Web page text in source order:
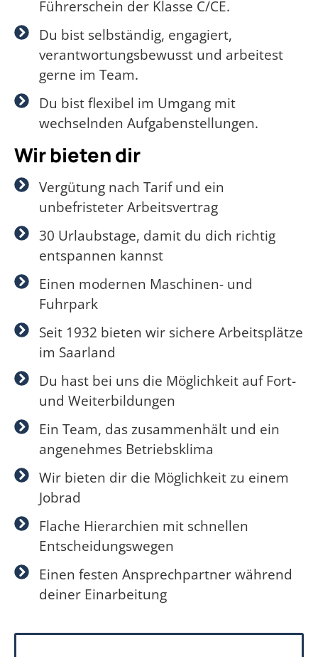
Führerschein der Klasse C/CE.
Du bist selbständig, engagiert,
verantwortungsbewusst und arbeitest
gerne im Team.
Du bist flexibel im Umgang mit
wechselnden Aufgabenstellungen.
Wir bieten dir
Vergütung nach Tarif und ein
unbefristeter Arbeitsvertrag
30 Urlaubstage, damit du dich richtig
entspannen kannst
Einen modernen Maschinen- und
Fuhrpark
Seit 1932 bieten wir sichere Arbeitsplätze
im Saarland
Du hast bei uns die Möglichkeit auf Fort-
und Weiterbildungen
Ein Team, das zusammenhält und ein
angenehmes Betriebsklima
Wir bieten dir die Möglichkeit zu einem
Jobrad
Flache Hierarchien mit schnellen
Entscheidungswegen
Einen festen Ansprechpartner während
deiner Einarbeitung